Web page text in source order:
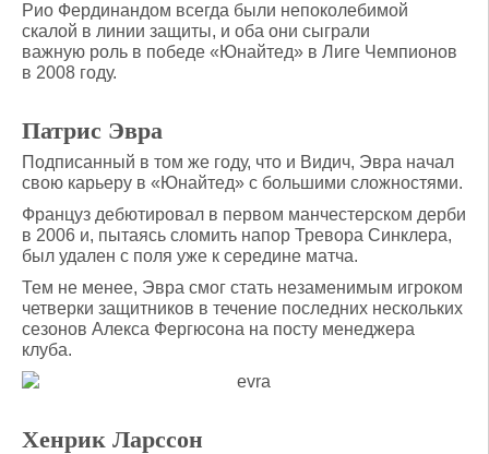
Рио Фердинандом всегда были непоколебимой
скалой в линии защиты, и оба они сыграли
важную роль в победе «Юнайтед» в Лиге Чемпионов
в 2008 году.
Патрис Эвра
Подписанный в том же году, что и Видич, Эвра начал
свою карьеру в «Юнайтед» с большими сложностями.
Француз дебютировал в первом манчестерском дерби
в 2006 и, пытаясь сломить напор Тревора Синклера,
был удален с поля уже к середине матча.
Тем не менее, Эвра смог стать незаменимым игроком
четверки защитников в течение последних нескольких
сезонов Алекса Фергюсона на посту менеджера
клуба.
Хенрик Ларссон